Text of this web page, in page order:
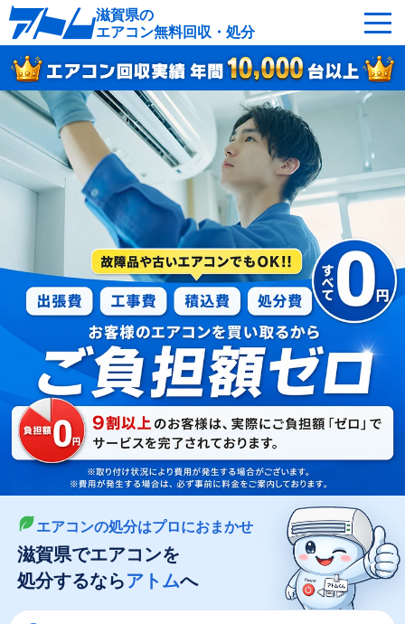
滋賀県の
エアコン無料回収・処分
サービスの特徴 回収可能なエアコン
対応エリア 回収の流れ
よくあるご質問 運営会社
滋賀県へ無料出張
最短即日 お急ぎの方はこちら
050-5482-9461
受付：24時間年中無休（通話料無料）
LINEやメールでカンタン依頼
メールで回収依頼 LINEで回収依頼
エアコンの処分はプロにおまかせ
滋賀県でエアコンを
処分するならアトムへ